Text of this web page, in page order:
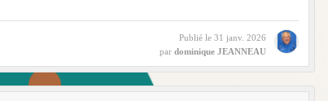
Publié le 31 janv. 2026
par dominique JEANNEAU